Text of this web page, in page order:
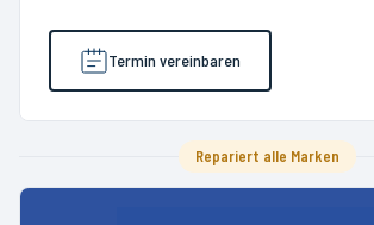
Termin vereinbaren
Repariert alle Marken